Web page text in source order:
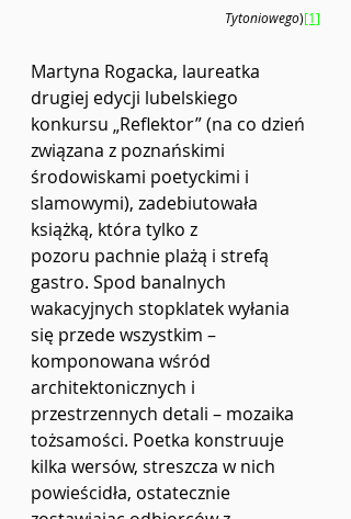
Tytoniowego)[1]
Martyna Rogacka, laureatka
drugiej edycji lubelskiego
konkursu „Reflektor” (na co dzień
związana z poznańskimi
środowiskami poetyckimi i
slamowymi), zadebiutowała
książką, która tylko z
pozoru pachnie plażą i strefą
gastro. Spod banalnych
wakacyjnych stopklatek wyłania
się przede wszystkim –
komponowana wśród
architektonicznych i
przestrzennych detali – mozaika
tożsamości. Poetka konstruuje
kilka wersów, streszcza w nich
powieścidła, ostatecznie